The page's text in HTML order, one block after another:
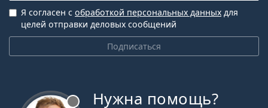
Подписаться
Я согласен с обработкой персональных данных для
целей отправки деловых сообщений
Нужна помощь?